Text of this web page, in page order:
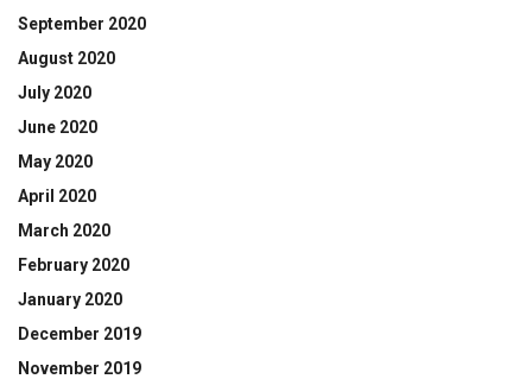
September 2020
August 2020
July 2020
June 2020
May 2020
April 2020
March 2020
February 2020
January 2020
December 2019
November 2019